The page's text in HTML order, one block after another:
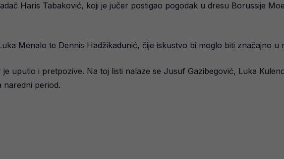
Haris Tabaković, koji je jučer postigao pogodak u dresu Borussije
Menalo te Dennis Hadžikadunić, čije iskustvo bi moglo biti značajno u
je uputio i pretpozive. Na toj listi nalaze se Jusuf Gazibegović, Luka
naredni period.